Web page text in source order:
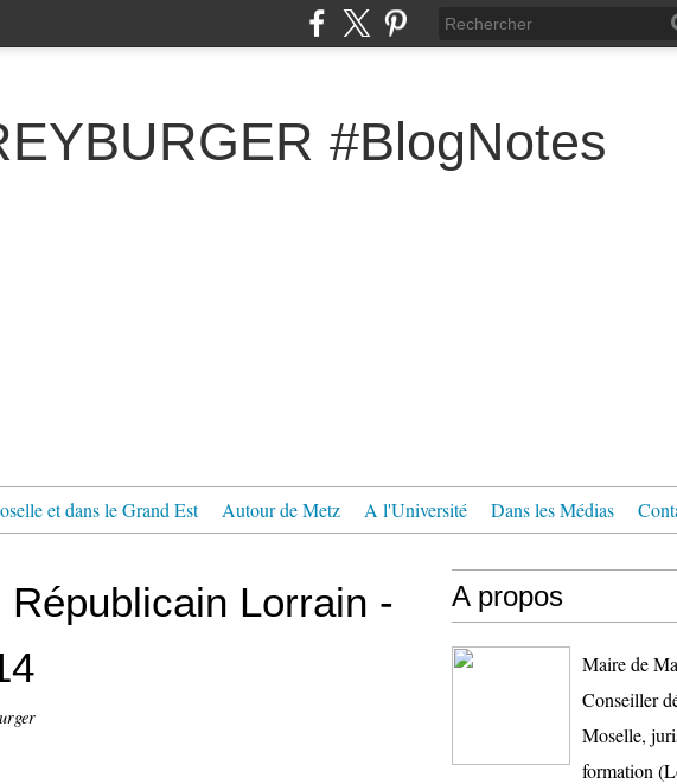
#BlogNotes
et dans le Grand Est Autour de Metz A l'Université Dans les Médias
Lorrain -
A propos
Maire de
Conseiller
Moselle,
formation